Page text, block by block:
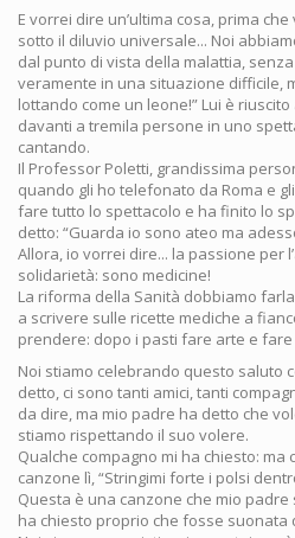
E vorrei dire un’ultima cosa, prima
sotto il diluvio universale... Noi
dal punto di vista della malattia,
veramente in una situazione difficile,
lottando come un leone!” Lui è
davanti a tremila persone in uno
cantando.
Il Professor Poletti, grandissima
quando gli ho telefonato da Roma e
fare tutto lo spettacolo e ha finito lo
detto: “Guarda io sono ateo ma
Allora, io vorrei dire... la passione per
solidarietà: sono medicine!
La riforma della Sanità dobbiamo
a scrivere sulle ricette mediche a
prendere: dopo i pasti fare arte e
Noi stiamo celebrando questo saluto
detto, ci sono tanti amici, tanti
da dire, ma mio padre ha detto che
stiamo rispettando il suo volere.
Qualche compagno mi ha chiesto: ma
canzone lì, “Stringimi forte i polsi
Questa è una canzone che mio padre
ha chiesto proprio che fosse suonata